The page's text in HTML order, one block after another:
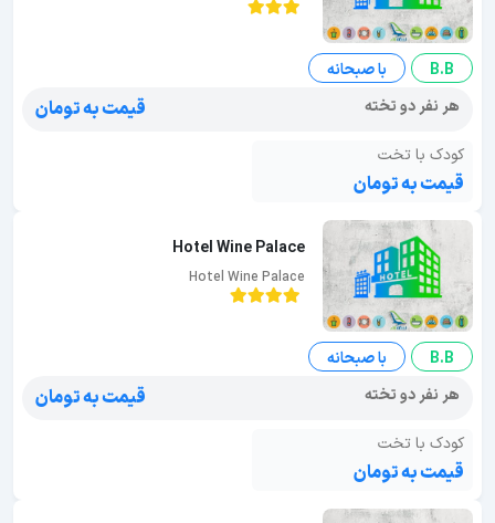
B.B
با صبحانه
هر نفر دو تخته
قیمت به تومان
کودک با تخت
قیمت به تومان
Hotel Wine Palace
Hotel Wine Palace
B.B
با صبحانه
هر نفر دو تخته
قیمت به تومان
کودک با تخت
قیمت به تومان